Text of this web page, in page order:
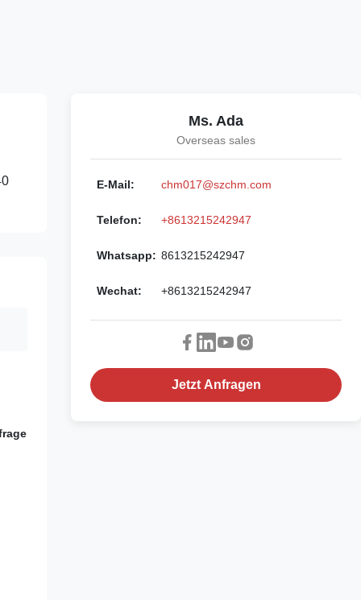
Ms. Ada
Overseas sales
E-Mail: chm017@szchm.com
Telefon: +8613215242947
Whatsapp: 8613215242947
Wechat: +8613215242947
Jetzt Anfragen